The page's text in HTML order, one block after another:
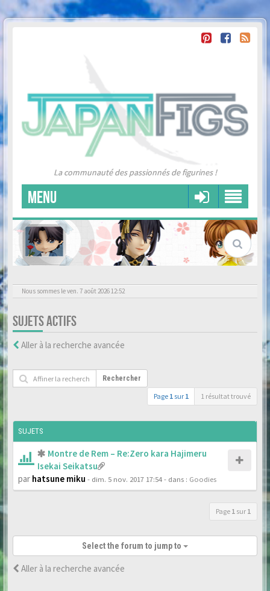
La communauté des passionnés de figurines !
MENU
Nous sommes le ven. 7 août 2026 12:52
SUJETS ACTIFS
Aller à la recherche avancée
Rechercher
Page 1 sur 1 1 résultat trouvé
SUJETS
Montre de Rem – Re:Zero kara Hajimeru
Isekai Seikatsu
par hatsune miku - dim. 5 nov. 2017 17:54- dans : Goodies
Page 1 sur 1
Select the forum to jump to
Aller à la recherche avancée